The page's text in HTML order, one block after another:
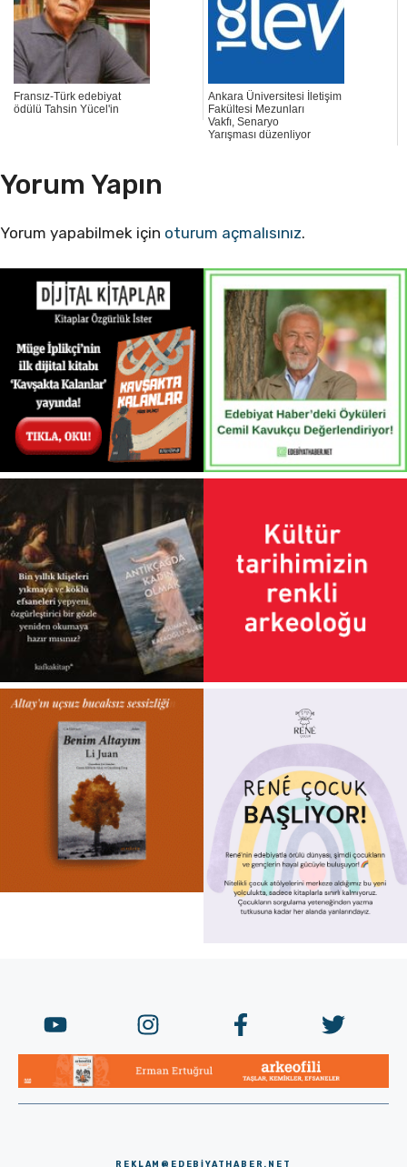
Fransız-Türk edebiyat
ödülü Tahsin Yücel'in
Ankara Üniversitesi İletişim
Fakültesi Mezunları
Vakfı, Senaryo
Yarışması düzenliyor
Yorum Yapın
Yorum yapabilmek için oturum açmalısınız.
REKLAM@EDEBIYATHABER.NET